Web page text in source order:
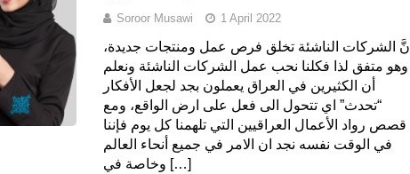
Soroor Musawi 1 April 2022
إنَّ الشركات الناشئة تخلق فرص عمل ومنتجات جديدة،
وهو متفق لذا فكلنا نحب عمل الشركات الناشئة ونعلم
أن الكثيرين في العراق يعملون بجد لجعل الأفكار
“تحدث” اي تتحول الى فعل على ارض الواقع، ومع
قصص رواد الأعمال العراقيين التي تلهمنا كل يوم فإننا
في الوقت نفسه نجد ان الامر في جميع أنحاء العالم
وخاصة في […]